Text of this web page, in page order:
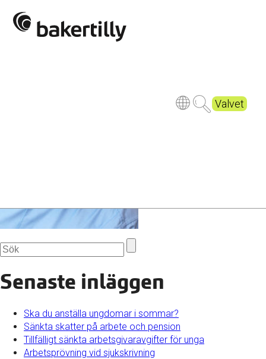
Valvet
Beskuren_DSC1451
Senaste inläggen
Ska du anställa ungdomar i sommar?
Sänkta skatter på arbete och pension
Tillfälligt sänkta arbetsgivaravgifter för unga
Arbetsprövning vid sjukskrivning